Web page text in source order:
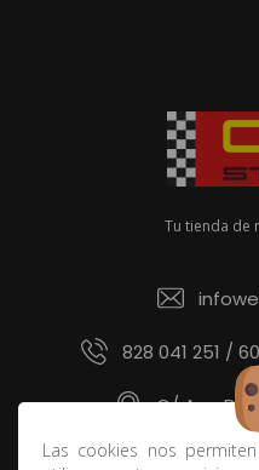
Las cookies nos
Tu tienda de
828 041 251 /
C/ Ana